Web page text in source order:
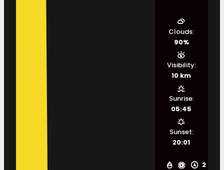
2
Clouds:
90%
Visibility:
10 km
Sunrise:
05:45
Sunset:
20:01